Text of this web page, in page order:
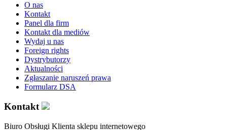
O nas
Kontakt
Panel dla firm
Kontakt dla mediów
Wydaj u nas
Foreign rights
Dystrybutorzy
Aktualności
Zgłaszanie naruszeń prawa
Formularz DSA
Kontakt
Biuro Obsługi Klienta sklepu internetowego